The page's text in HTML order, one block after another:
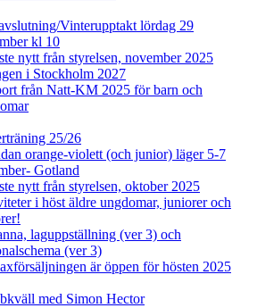
Vinterupptakt lördag 29
kl 10
nytt från styrelsen, november 2025
i Stockholm 2027
från Natt-KM 2025 för barn och
25/26
orange-violett (och junior) läger 5-7
Gotland
nytt från styrelsen, oktober 2025
i höst äldre ungdomar, juniorer och
laguppställning (ver 3) och
(ver 3)
är öppen för hösten 2025
med Simon Hector